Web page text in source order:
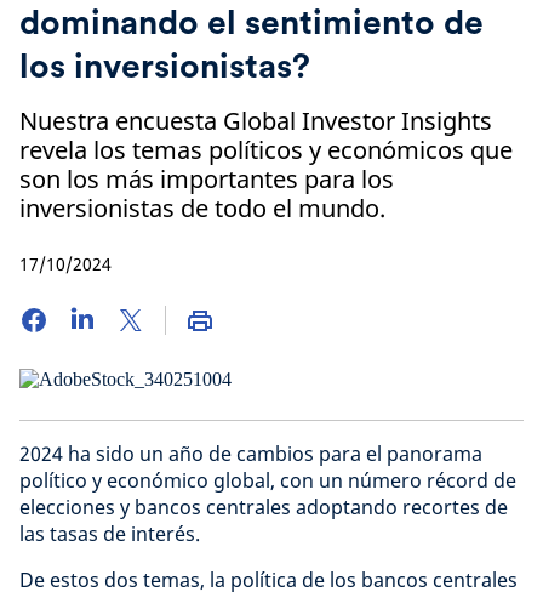
dominando el sentimiento de
los inversionistas?
Nuestra encuesta Global Investor Insights
revela los temas políticos y económicos que
son los más importantes para los
inversionistas de todo el mundo.
17/10/2024
2024 ha sido un año de cambios para el panorama
político y económico global, con un número récord de
elecciones y bancos centrales adoptando recortes de
las tasas de interés.
De estos dos temas, la política de los bancos centrales